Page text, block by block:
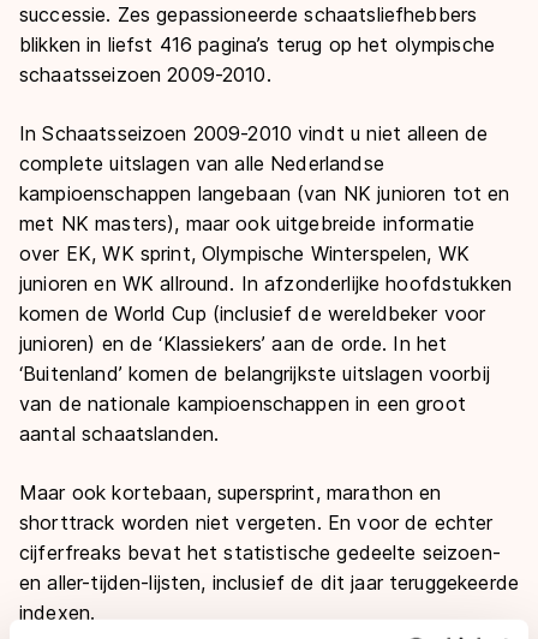
Schoonrijden
Natuurijs
Inlineskaten
Kunstschaatsen
Historie & statistiek
Inschrijven wedstrijden
Algemene Nederlandse Schaatstijd
Deze zomer de weg op
Waar kan ik schaatsen en skaten?
Schaatsfans
Evenementen
Tickets
Livestreams
Word schaatsfan!
Winacties
Olympische Spelen
Olympische Spelen
Medaille overzicht
Medaillespiegel
Olympische uitslagen
Van Jong tot Goud verhalen
successie. Zes gepassioneerde schaatsliefhebbers
blikken in liefst 416 pagina’s terug op het olympische
schaatsseizoen 2009-2010.
In Schaatsseizoen 2009-2010 vindt u niet alleen de
complete uitslagen van alle Nederlandse
kampioenschappen langebaan (van NK junioren tot en
met NK masters), maar ook uitgebreide informatie
over EK, WK sprint, Olympische Winterspelen, WK
junioren en WK allround. In afzonderlijke hoofdstukken
komen de World Cup (inclusief de wereldbeker voor
junioren) en de ‘Klassiekers’ aan de orde. In het
‘Buitenland’ komen de belangrijkste uitslagen voorbij
van de nationale kampioenschappen in een groot
aantal schaatslanden.
Maar ook kortebaan, supersprint, marathon en
shorttrack worden niet vergeten. En voor de echter
cijferfreaks bevat het statistische gedeelte seizoen-
en aller-tijden-lijsten, inclusief de dit jaar teruggekeerde
indexen.